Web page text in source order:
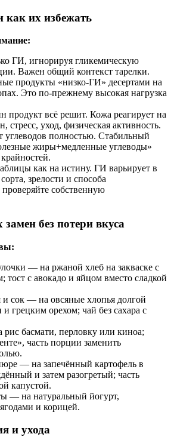
их избежать
ГИ, игнорируя гликемическую
Важен общий контекст тарелки.
продукты «низко‑ГИ» десертами на
Это по‑прежнему высокая нагрузка
продукт всё решит. Кожа реагирует на
стресс, уход, физическая активность.
углеводов полностью. Стабильный
жиры+медленные углеводы»
как на истину. ГИ варьирует в
зрелости и способа
собственную
без потери вкуса
— на ржаной хлеб на закваске с
тост с авокадо и яйцом вместо сладкой
и сок — на овсяные хлопья долгой
и грецким орехом; чай без сахара с
басмати, перловку или киноа;
часть порции заменить
— на запечённый картофель в
и затем разогретый; часть
капустой.
— на натуральный йогурт,
и корицей.
и ухода